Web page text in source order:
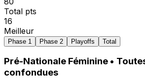
Total pts
16
Meilleur
Phase 1 Phase 2 Playoffs Total
Pré-Nationale Féminine •
confondues